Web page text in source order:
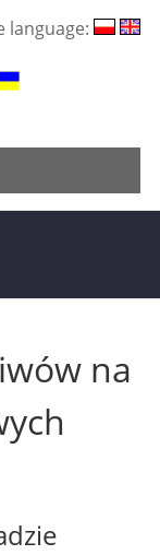
language:
na